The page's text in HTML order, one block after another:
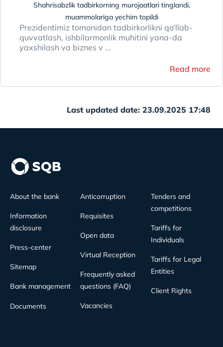
Shahrisabzlik tadbirkorning murojaatlari tinglandi,
muammolariga yechim topildi
Prezidentimiz tomonidan tadbirkorlikni qo‘llab-
quvvatlash, ishbilarmonlik muhitini yana-da
yaxshilash va biznes v ...
Read more
Last updated date: 23.09.2025 17:48
About the bank
Information
disclosure
Press-center
Sitemap
Bank management
Documents
Anticorruption
Requisites
Open data
Virtual Reception
Frequently asked
questions (FAQ)
Vacancies
Tenders and
competitions
Tariffs for
Individuals
Tariffs for Legal
Entities
Client Rights